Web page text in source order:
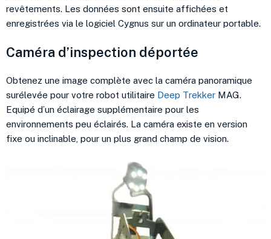
revêtements. Les données sont ensuite affichées et
enregistrées via le logiciel Cygnus sur un ordinateur portable.
Caméra d’inspection déportée
Obtenez une image complète avec la caméra panoramique
surélevée pour votre robot utilitaire Deep Trekker MAG.
Equipé d’un éclairage supplémentaire pour les
environnements peu éclairés. La caméra existe en version
fixe ou inclinable, pour un plus grand champ de vision.